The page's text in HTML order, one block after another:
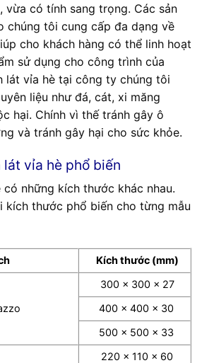
vừa có tính sang trọng. Các sản
chúng tôi cung cấp đa dạng về
cho khách hàng có thể linh hoạt
sử dụng cho công trình của
lát vỉa hè tại công ty chúng tôi
liệu như đá, cát, xi măng
hại. Chính vì thế tránh gây ô
và tránh gây hại cho sức khỏe.
vỉa hè phổ biến
những kích thước khác nhau.
kích thước phổ biến cho từng mẫu
Kích thước (mm)
300 x 300 x 27
400 x 400 x 30
500 x 500 x 33
220 x 110 x 60